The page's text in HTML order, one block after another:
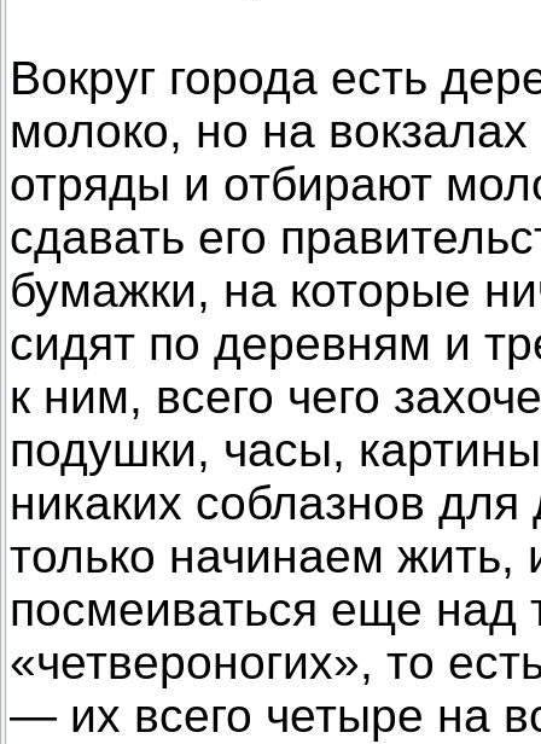
Вокруг города есть
молоко, но на
отряды и отбирают
сдавать его
бумажки, на которые
сидят по деревням и
к ним, всего чего
подушки, часы,
никаких соблазнов
только начинаем
посмеиваться еще над
«четвероногих», то
— их всего четыре на